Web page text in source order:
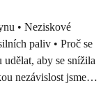
• Neziskové
paliv • Proč se
aby se snížila
nezávislost jsme
nyní? •